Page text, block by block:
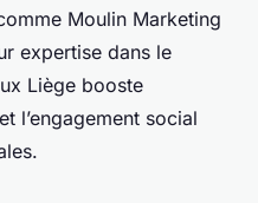
Moulin Marketing
expertise dans le
Liège booste
l’engagement social